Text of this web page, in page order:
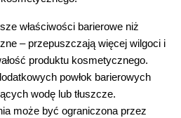
właściwości barierowe niż
– przepuszczają więcej wilgoci i
produktu kosmetycznego.
powłok barierowych
wodę lub tłuszcze.
może być ograniczona przez